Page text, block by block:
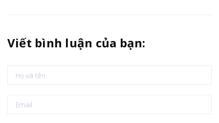
Viết bình luận của bạn: